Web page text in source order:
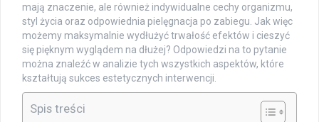
mają znaczenie, ale również indywidualne cechy organizmu,
styl życia oraz odpowiednia pielęgnacja po zabiegu. Jak więc
możemy maksymalnie wydłużyć trwałość efektów i cieszyć
się pięknym wyglądem na dłużej? Odpowiedzi na to pytanie
można znaleźć w analizie tych wszystkich aspektów, które
kształtują sukces estetycznych interwencji.
Spis treści